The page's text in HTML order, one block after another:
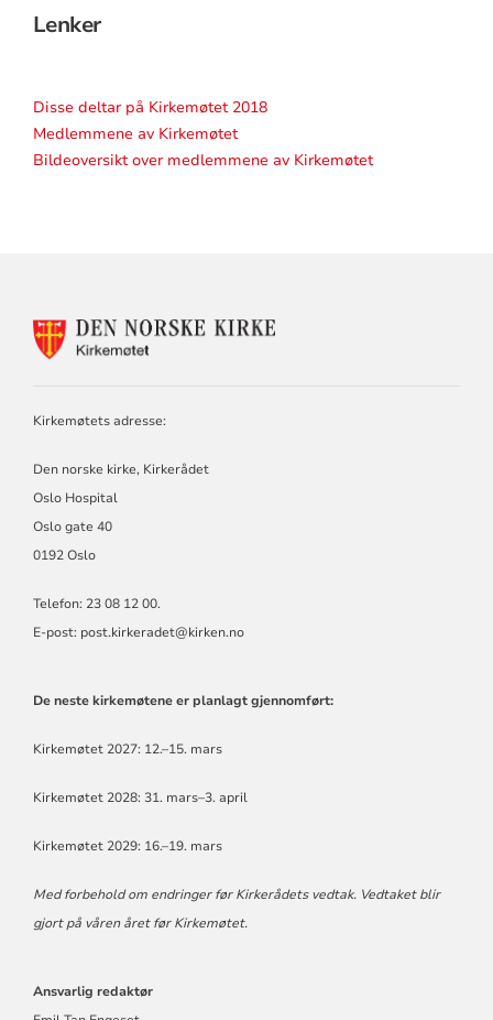
Lenker
Disse deltar på Kirkemøtet 2018
Medlemmene av Kirkemøtet
Bildeoversikt over medlemmene av Kirkemøtet
KONTAKTINFORMASJON
Kirkemøtets adresse:
Den norske kirke, Kirkerådet
Oslo Hospital
Oslo gate 40
0192 Oslo
Telefon: 23 08 12 00.
E-post: post.kirkeradet@kirken.no
De neste kirkemøtene er planlagt gjennomført:
Kirkemøtet 2027: 12.–15. mars
Kirkemøtet 2028: 31. mars–3. april
Kirkemøtet 2029: 16.–19. mars
Med forbehold om endringer før Kirkerådets vedtak. Vedtaket blir
gjort på våren året før Kirkemøtet.
Ansvarlig redaktør